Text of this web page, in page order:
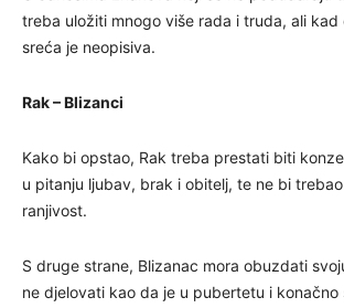
treba uložiti mnogo više rada i truda, ali kad
sreća je neopisiva.
Rak – Blizanci
Kako bi opstao, Rak treba prestati biti
u pitanju ljubav, brak i obitelj, te ne bi
ranjivost.
S druge strane, Blizanac mora obuzdati
ne djelovati kao da je u pubertetu i